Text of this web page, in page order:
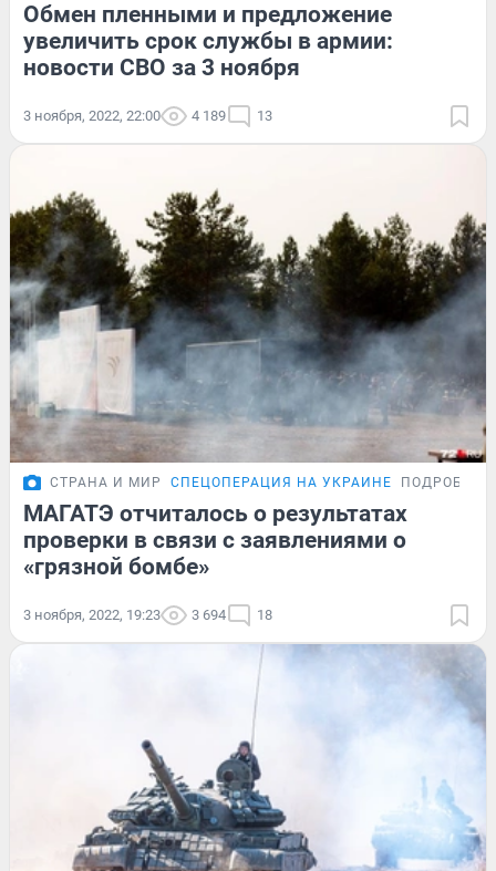
Обмен пленными и предложение
увеличить срок службы в армии:
новости СВО за 3 ноября
3 ноября, 2022, 22:00 4 189 13
СТРАНА И МИР СПЕЦОПЕРАЦИЯ НА УКРАИНЕ
МАГАТЭ отчиталось о результатах
проверки в связи с заявлениями о
«грязной бомбе»
3 ноября, 2022, 19:23 3 694 18